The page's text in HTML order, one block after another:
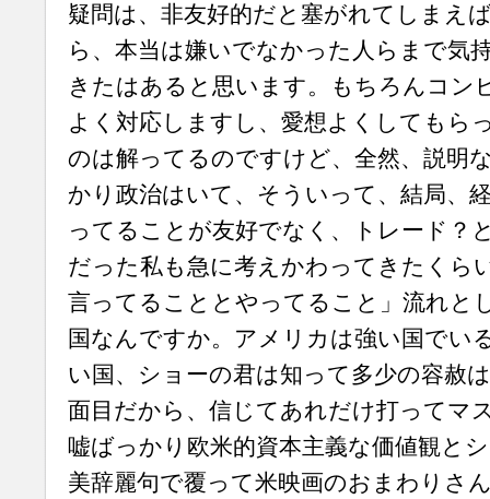
疑問は、非友好的だと塞がれてしまえ
ら、本当は嫌いでなかった人らまで気
きたはあると思います。もちろんコン
よく対応しますし、愛想よくしてもら
のは解ってるのですけど、全然、説明
かり政治はいて、そういって、結局、
ってることが友好でなく、トレード？
だった私も急に考えかわってきたくら
言ってることとやってること」流れと
国なんですか。アメリカは強い国でい
い国、ショーの君は知って多少の容赦
面目だから、信じてあれだけ打ってマ
嘘ばっかり欧米的資本主義な価値観と
美辞麗句で覆って米映画のおまわりさ